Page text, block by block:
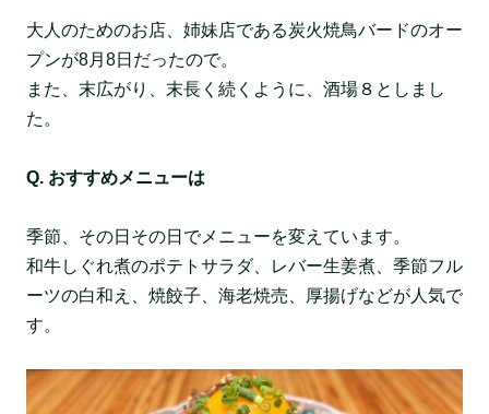
大人のためのお店、姉妹店である炭火焼鳥バードのオー
プンが8月8日だったので。
また、末広がり、末長く続くように、酒場８としまし
た。
Q. おすすめメニューは
季節、その日その日でメニューを変えています。
和牛しぐれ煮のポテトサラダ、レバー生姜煮、季節フル
ーツの白和え、焼餃子、海老焼売、厚揚げなどが人気で
す。